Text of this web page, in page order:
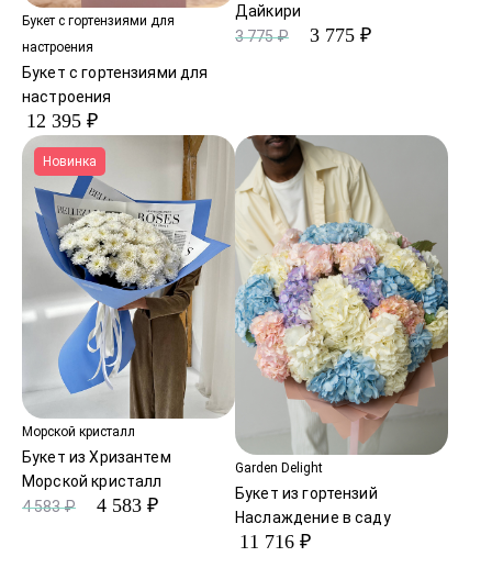
Букет с гортензиями для
настроения
Букет с гортензиями для
настроения
12 395 ₽
Дайкири
3 775 ₽
3 775 ₽
Новинка
Морской кристалл
Букет из Хризантем
Морской кристалл
4 583 ₽
4 583 ₽
Garden Delight
Букет из гортензий
Наслаждение в саду
11 716 ₽